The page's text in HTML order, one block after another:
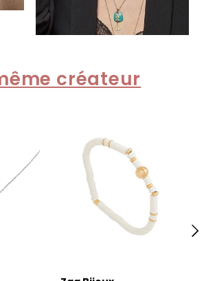
créateur